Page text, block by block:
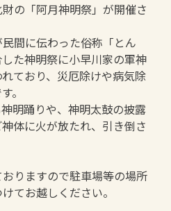
の「阿月神明祭」が開催さ
間に伝わった俗称「とん
た神明祭に小早川家の軍神
ており、災厄除けや病気除
。
明踊りや、神明太鼓の披露
体に火が放たれ、引き倒さ
りますので駐車場等の場所
てお越しください。